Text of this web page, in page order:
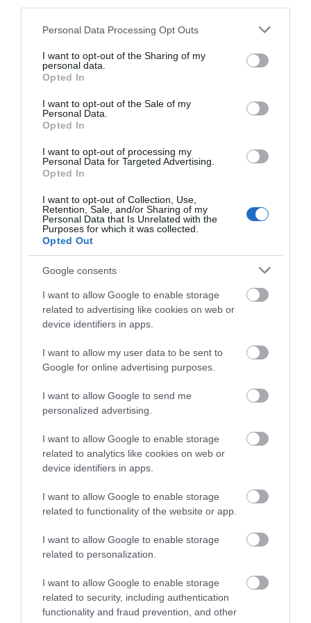
Please note that this website/app uses one or more Google
not limited to your visit or usage behaviour. You may click to
grant or deny consent to Google and its third-party tags to
use your data for below specified purposes in below Google
consent section.
Personal Data Processing Opt Outs
I want to opt-out of the Sharing of my
personal data.
Opted In
I want to opt-out of the Sale of my
Personal Data.
Opted In
I want to opt-out of processing my
Personal Data for Targeted Advertising.
Opted In
I want to opt-out of Collection, Use,
Retention, Sale, and/or Sharing of my
Personal Data that Is Unrelated with the
Purposes for which it was collected.
Opted Out
Google consents
I want to allow Google to enable storage
related to advertising like cookies on web or
device identifiers in apps.
I want to allow my user data to be sent to
Google for online advertising purposes.
I want to allow Google to send me
personalized advertising.
I want to allow Google to enable storage
related to analytics like cookies on web or
device identifiers in apps.
I want to allow Google to enable storage
related to functionality of the website or app.
I want to allow Google to enable storage
related to personalization.
I want to allow Google to enable storage
related to security, including authentication
functionality and fraud prevention, and other
Ιερά Μονή Οσίου Δαυΐδ έλαμψε
Μεταμορφώσεως
08.08.2026 | 21:00
Φάνης Σπανός: 500.000 € για την
ενεργειακή αναβάθμιση του 4ου
Δημοτικού Σχολείου Λιβαδειάς
08.08.2026 | 20:40
Εύβοια: Τέλος στις παράνομες
χωρίς εξαιρέσεις
08.08.2026 | 20:20
Εύβοια: Η μαύρη επέτειος της
καταστροφικής πυρκαγιάς – Το
χρονικό της τραγωδίας
08.08.2026 | 20:00
Εύβοια: Πότε θα γίνει ο
«Στιφάδο της Παναγίας»
08.08.2026 | 19:40
Ο Αλέξης Τσίπρας παρουσιάζει το
οικονομικό πρόγραμμα της ΕΛ.Α.Σ.
08.08.2026 | 19:20
Κάνεις δεν ξεχνά τι έζησε η
Σε δημοπρασία η μπάλα των
ιστορικών γκολ του Μαραντόνα
08.08.2026 | 18:40
Όλες οι τελευταίες ειδήσεις
ΠΕΡΙΣΣΟΤΕΡΑ ΑΠΟ ΕΙΔΗΣΕΙΣ ΕΥΒΟΙΑ